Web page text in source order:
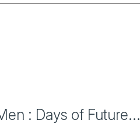
: Days of Future...